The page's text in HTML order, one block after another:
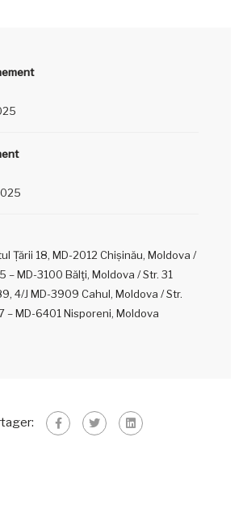
Țării 18, MD-2012 Chișinău, Moldova /
– MD-3100 Bălţi, Moldova / Str. 31
4/J MD-3909 Cahul, Moldova / Str.
– MD-6401 Nisporeni, Moldova